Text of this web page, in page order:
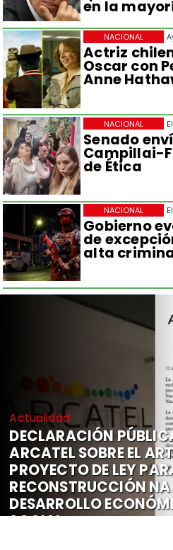
en la
Actriz
Oscar con
Anne
NACIONAL
Senado
Campillai-
de Ética
NACIONAL
Gobierno
de
alta
NACIONAL
Actualidad
DECLARACIÓN
ARCATEL SOBRE EL
PROYECTO DE LEY
RECONSTRUCCIÓN
DESARROLLO
SOCIAL